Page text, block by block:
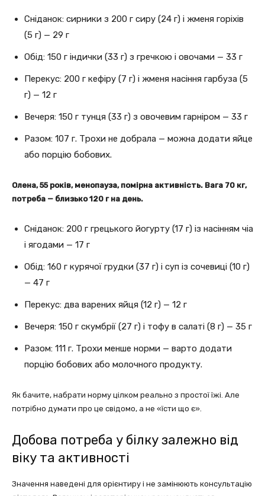
Сніданок: сирники з 200 г сиру (24 г) і жменя горіхів
(5 г) — 29 г
Обід: 150 г індички (33 г) з гречкою і овочами — 33 г
Перекус: 200 г кефіру (7 г) і жменя насіння гарбуза (5
г) — 12 г
Вечеря: 150 г тунця (33 г) з овочевим гарніром — 33 г
Разом: 107 г. Трохи не добрала — можна додати яйце
або порцію бобових.
Олена, 55 років, менопауза, помірна активність. Вага 70 кг,
потреба — близько 120 г на день.
Сніданок: 200 г грецького йогурту (17 г) із насінням чіа
і ягодами — 17 г
Обід: 160 г курячої грудки (37 г) і суп із сочевиці (10 г)
— 47 г
Перекус: два варених яйця (12 г) — 12 г
Вечеря: 150 г скумбрії (27 г) і тофу в салаті (8 г) — 35 г
Разом: 111 г. Трохи менше норми — варто додати
порцію бобових або молочного продукту.
Як бачите, набрати норму цілком реально з простої їжі. Але
потрібно думати про це свідомо, а не «їсти що є».
Добова потреба у білку залежно від
віку та активності
Значення наведені для орієнтиру і не замінюють консультацію